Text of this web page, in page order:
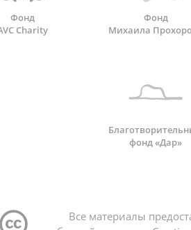
Фонд
Charity
Фонд
Михаила
фонд «Дар»
Все материалы